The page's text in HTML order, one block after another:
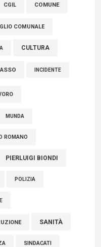
di raccoglimento in
CGIL COMUNE
COMUNALE
CULTURA
INCIDENTE
MUNDA
ROMANO
PIERLUIGI BIONDI
POLIZIA
SANITÀ
SINDACATI